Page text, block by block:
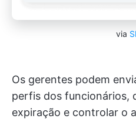
via
Os gerentes podem
perfis dos funcionários,
expiração e controlar o